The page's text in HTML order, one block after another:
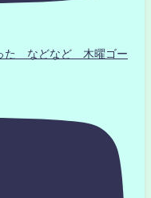
た などなど 木曜ゴー